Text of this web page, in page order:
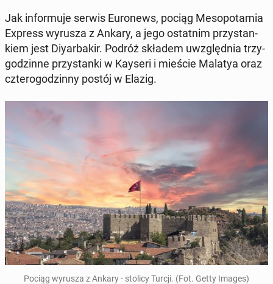
Jak in­for­mu­je serwis Eu­ro­news, pociąg Me­so­po­ta­mia
Express wyrusza z Ankary, a jego ostat­nim przy­stan­
kiem jest Diy­ar­ba­kir. Podróż składem uwzględ­nia trzy­
go­dzin­ne przy­stan­ki w Kayseri i mieście Malatya oraz
czte­ro­go­dzin­ny postój w Elazig.
Pociąg wyrusza z Ankary - stolicy Turcji. (Fot. Getty Images)